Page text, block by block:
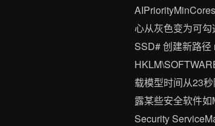
心从灰色变为可
SSD# 创建新路径
载模型时间从23
露某些安全软件
Security